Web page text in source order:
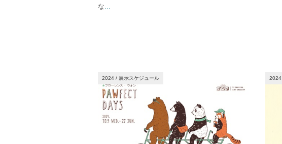
な...
2024/ 展示スケジュール 2024